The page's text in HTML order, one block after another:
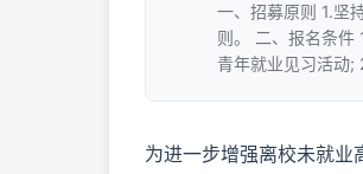
一、招募原则 1.坚
则。 二、报名条件
青年就业见习活动;
为进一步增强离校未就业